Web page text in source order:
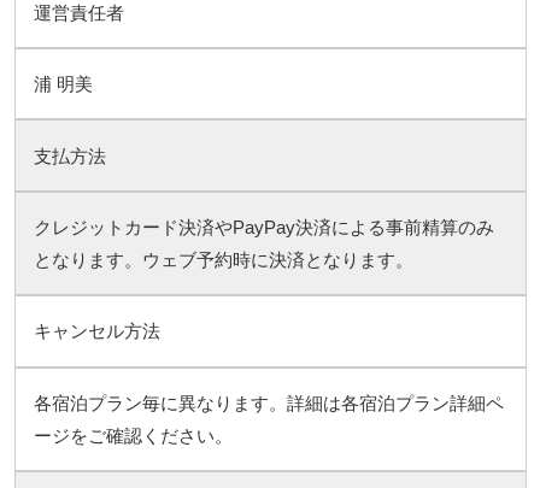
運営責任者
浦 明美
支払方法
クレジットカード決済やPayPay決済による事前精算のみ
となります。ウェブ予約時に決済となります。
キャンセル方法
各宿泊プラン毎に異なります。詳細は各宿泊プラン詳細ペ
ージをご確認ください。